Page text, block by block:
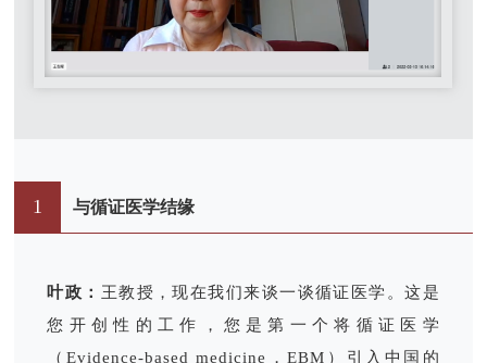
1 与循证医学结缘
叶政： 王教授，现在我们来谈一谈循证医学。这是
您开创性的工作，您是第一个将循证医学
（Evidence-based medicine，EBM）引入中国的